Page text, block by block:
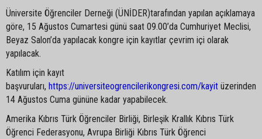
Üniversite Öğrenciler Derneği (ÜNİDER)tarafından yapılan açıklamaya
göre, 15 Ağustos Cumartesi günü saat 09.00’da Cumhuriyet Meclisi,
Beyaz Salon’da yapılacak kongre için kayıtlar çevrim içi olarak
yapılacak.
Katılım için kayıt
başvuruları, https://universiteogrencilerikongresi.com/kayit üzerinden
14 Ağustos Cuma gününe kadar yapabilecek.
Amerika Kıbrıs Türk Öğrenciler Birliği, Birleşik Krallık Kıbrıs Türk
Öğrenci Federasyonu, Avrupa Birliği Kıbrıs Türk Öğrenci